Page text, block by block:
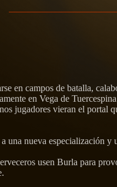
en campos de batalla,
en Vega de
jugadores vieran el portal
una nueva especialización
usen Burla para